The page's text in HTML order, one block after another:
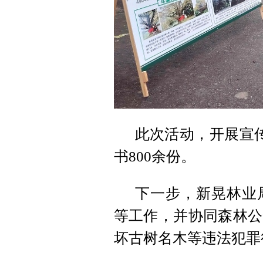
此次活动，开展宣
书800余份。
下一步，新晃林业
等工作，并协同森林
坏古树名木等违法犯